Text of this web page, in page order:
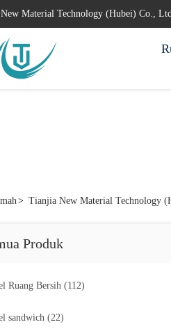
Material Technology (Hubei) Co.,
> Tianjia New Material Technology
Produk
Ruang Bersih (112)
sandwich (22)